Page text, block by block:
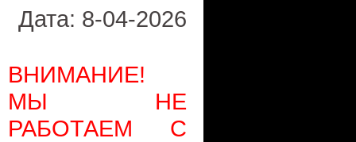
Дата: 8-04-2026
ВНИМАНИЕ!
МЫ НЕ
РАБОТАЕМ С